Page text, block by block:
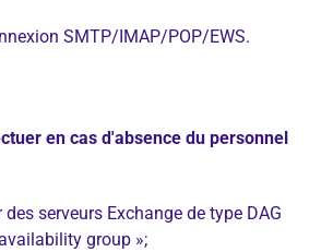
SMTP/IMAP/POP/EWS.
en cas d'absence du personnel
serveurs Exchange de type DAG
group »;